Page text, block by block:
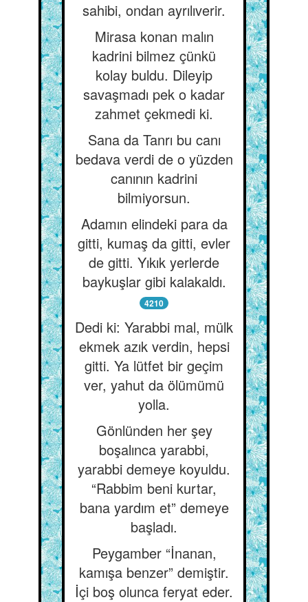
sahibi, ondan ayrılıverir.
Mirasa konan malın
kadrini bilmez çünkü
kolay buldu. Dileyip
savaşmadı pek o kadar
zahmet çekmedi ki.
Sana da Tanrı bu canı
bedava verdi de o yüzden
canının kadrini
bilmiyorsun.
Adamın elindeki para da
gitti, kumaş da gitti, evler
de gitti. Yıkık yerlerde
baykuşlar gibi kalakaldı.
4210
Dedi ki: Yarabbi mal, mülk
ekmek azık verdin, hepsi
gitti. Ya lütfet bir geçim
ver, yahut da ölümümü
yolla.
Gönlünden her şey
boşalınca yarabbi,
yarabbi demeye koyuldu.
“Rabbim beni kurtar,
bana yardım et” demeye
başladı.
Peygamber “İnanan,
kamışa benzer” demiştir.
İçi boş olunca feryat eder.